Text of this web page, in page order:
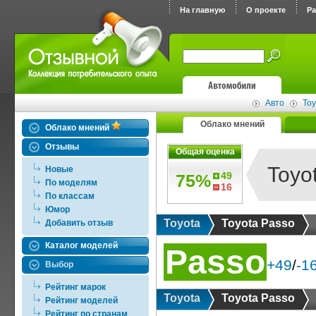
На главную О проекте
Авто
Облако мнений
Отзывы
Новые
По моделям
По классам
Юмор
Добавить отзыв
Каталог моделей
Выбор
Рейтинг марок
Рейтинг моделей
Рейтинг по странам
Облако мнений
Общая оценка
75%
49
16
Toyota Toyota Passo
Passo+49/-
Toyota Toyota Passo